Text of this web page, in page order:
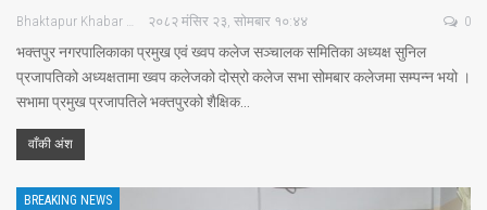
Bhaktapur Khabar २०८२ मंसिर २३, सोमबार १०:४४ 0
भक्तपुर नगरपालिकाका प्रमुख एवं ख्वप कलेज सञ्चालक समितिका अध्यक्ष सुनिल
प्रजापतिको अध्यक्षतामा ख्वप कलेजको दोस्रो कलेज सभा सोमबार कलेजमा सम्पन्न भयो ।
सभामा प्रमुख प्रजापतिले भक्तपुरको शैक्षिक…
वाँकी अंश
BREAKING NEWS